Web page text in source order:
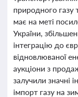
природного газу
має на меті
України,
інтеграцію до
відновлюваної
аукціони з
залучили значні
імпорт газу на